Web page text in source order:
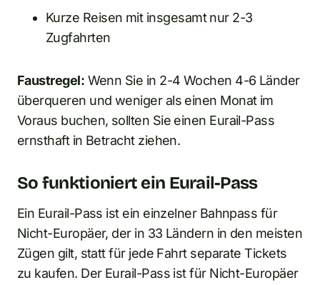
Kurze Reisen mit insgesamt nur 2-3
Zugfahrten
Faustregel: Wenn Sie in 2-4 Wochen 4-6 Länder
überqueren und weniger als einen Monat im
Voraus buchen, sollten Sie einen Eurail-Pass
ernsthaft in Betracht ziehen.
So funktioniert ein Eurail-Pass
Ein Eurail-Pass ist ein einzelner Bahnpass für
Nicht-Europäer, der in 33 Ländern in den meisten
Zügen gilt, statt für jede Fahrt separate Tickets
zu kaufen. Der Eurail-Pass ist für Nicht-Europäer